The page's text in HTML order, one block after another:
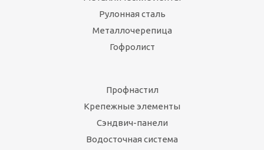
Рулонная сталь
Металлочерепица
Гофролист
Профнастил
Крепежные элементы
Сэндвич-панели
Водосточная система